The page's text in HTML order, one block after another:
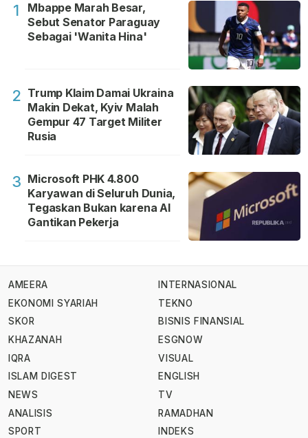
1
Mbappe Marah Besar,
Sebut Senator Paraguay
Sebagai 'Wanita Hina'
2 Trump Klaim Damai Ukraina
Makin Dekat, Kyiv Malah
Gempur 47 Target Militer
Rusia
3 Microsoft PHK 4.800
Karyawan di Seluruh Dunia,
Tegaskan Bukan karena AI
Gantikan Pekerja
AMEERA
EKONOMI SYARIAH
SKOR
KHAZANAH
IQRA
ISLAM DIGEST
NEWS
ANALISIS
SPORT
INTERNASIONAL
TEKNO
BISNIS FINANSIAL
ESGNOW
VISUAL
ENGLISH
TV
RAMADHAN
INDEKS